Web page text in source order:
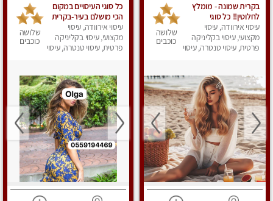
בקרית שמונה - מומלץ
לחלוטין!! כל סוגי
העיסויים מעסה מקצועית
ואיכותית פרטי!!!
עיסוי אירוודה, עיסוי
מקצועי, עיסוי בקליניקה
פרטית, עיסוי טנטרה, עיסוי
שלושה
כוכבים
כל סוגי העיסויים במקום
הכי מושלם בעיר-בקרית
ביאליק
עיסוי אירוודה, עיסוי
מקצועי, עיסוי בקליניקה
פרטית, עיסוי טנטרה, עיסוי
שלושה
כוכבים